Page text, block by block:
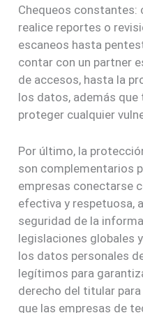
Chequeos constantes:
realice reportes o
escaneos hasta
contar con un partner
de accesos, hasta la
los datos, además que
proteger cualquier
Por último, la
son complementarios
empresas conectarse
efectiva y respetuosa,
seguridad de la
legislaciones globales
los datos personales
legítimos para
derecho del titular
que las empresas de